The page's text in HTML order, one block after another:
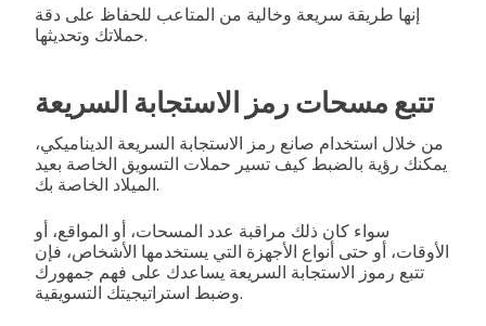
إنها طريقة سريعة وخالية من المتاعب للحفاظ على دقة
حملاتك وتحديثها.
تتبع مسحات رمز الاستجابة السريعة
من خلال استخدام صانع رمز الاستجابة السريعة الديناميكي،
يمكنك رؤية بالضبط كيف تسير حملات التسويق الخاصة بعيد
الميلاد الخاصة بك.
سواء كان ذلك مراقبة عدد المسحات، أو المواقع، أو
الأوقات، أو حتى أنواع الأجهزة التي يستخدمها الأشخاص، فإن
تتبع رموز الاستجابة السريعة يساعدك على فهم جمهورك
وضبط استراتيجيتك التسويقية.